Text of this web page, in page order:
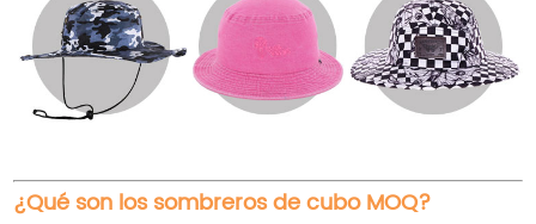
¿Qué son los sombreros de cubo MOQ?